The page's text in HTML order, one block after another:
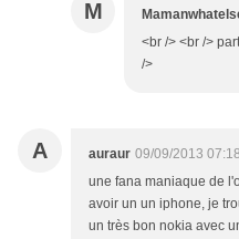
M
<br /> <br />
/>
A auraur 09/09/2013 07:18
une fana maniaque de
avoir un un iphone, je
un très bon nokia avec